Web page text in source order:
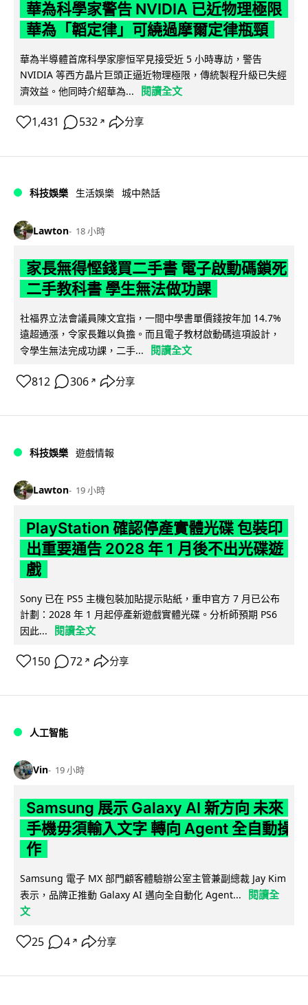
華為科學家警告 NVIDIA 已近物理極限
華為「韜定律」可繞過摩爾定律瓶頸
華為半導體首席科學家廖恒罕見接受近 5 小時專訪，警告
NVIDIA 等西方晶片巨頭正逼近物理極限，傳統製程升級已失經
濟效益。他同時介紹華為...
閱讀全文
1,431 532 ↗ 分享
科技娛樂 生活娛樂 城中熱話
Lawton 18 小時
家長無得慳錢買二手書 電子啟動碼鎖死
二手教科書 學生無法做功課
社福界立法會議員陳文宜指，一間中學書單價錢按年加 14.7%
遠超通漲，令家長難以負擔。而且電子教材啟動碼這項設計，
令學生無法完成功課，二手...
閱讀全文
812 306 ↗ 分享
科技娛樂 遊戲情報
Lawton 19 小時
PlayStation 確認停產實體光碟 包裝印
出重要通告 2028 年 1 月後不出光碟遊
戲
Sony 已在 PS5 主機包裝加貼提示貼紙，重申官方 7 月已公布
計劃：2028 年 1 月起停產新遊戲實體光碟。分析師預期 PS6
因此...
閱讀全文
150 72 ↗ 分享
人工智能
Vin 19 小時
Samsung 展示 Galaxy AI 新方向 未來
手機毋須輸入文字 轉向 Agent 全自動操
作
Samsung 電子 MX 部門顧客體驗辦公室主管兼副總裁 Jay Kim
表示，品牌正推動 Galaxy AI 邁向全自動化 Agent...
閱讀全
文
25 4 ↗ 分享